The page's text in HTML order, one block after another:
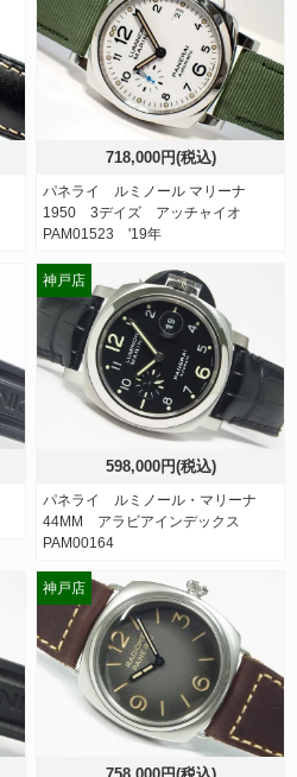
718,000円(税込)
パネライ ルミノール マリーナ
1950 3デイズ アッチャイオ
PAM01523 '19年
598,000円(税込)
パネライ ルミノール・マリーナ
44MM アラビアインデックス
PAM00164
神戸店
神戸店